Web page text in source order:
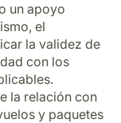
un apoyo
el
la validez de
con los
la relación con
y paquetes